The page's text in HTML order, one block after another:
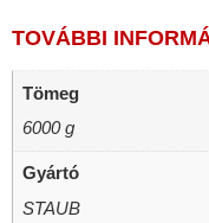
TOVÁBBI
Tömeg
6000 g
Gyártó
STAUB